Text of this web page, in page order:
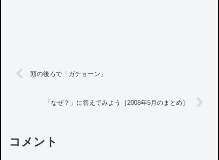
頭の後ろで「ガチョーン」
「なぜ？」に答えてみよう［2008年5月のまとめ］
コメント